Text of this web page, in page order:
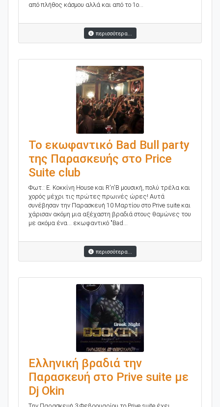
από πλήθος κάσμου αλλά και από το 1ο...
περισσότερα...
Το εκωφαντικό Bad Bull party
της Παρασκευής στο Price
Suite club
Φωτ.: Ε. Κοκκίνη House και R'n'B μουσική, πολύ τρέλα και
χορός μέχρι τις πρώτες πρωινές ώρες! Αυτά
συνέβησαν την Παρασκευή 10 Μαρτίου στο Prive suite και
χάρισαν ακόμη μια αξέχαστη βραδιά στους θαμώνες του
με ακόμα ένα... εκωφαντικό "Bad...
περισσότερα...
Ελληνική βραδιά την
Παρασκευή στο Prive suite με
Dj Okin